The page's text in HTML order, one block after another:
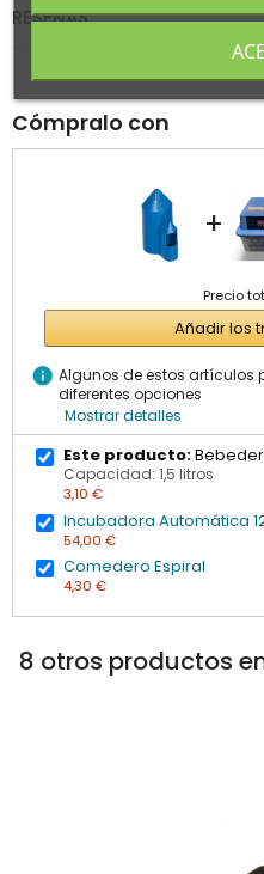
RESEÑAS
Cómpralo con
+
Precio
Añadir los
info Algunos de estos artículos
diferentes opciones
Mostrar detalles
Este producto:
Capacidad: 1,5 litros
3,10 €
Incubadora Automática
54,00 €
Comedero Espiral
4,30 €
8 otros productos